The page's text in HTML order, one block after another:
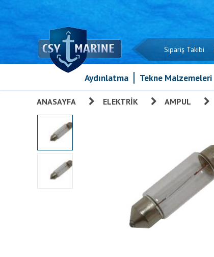
Sipariş Takibi
Aydınlatma Tekne Malzemeleri
ANASAYFA ELEKTRIK AMPUL